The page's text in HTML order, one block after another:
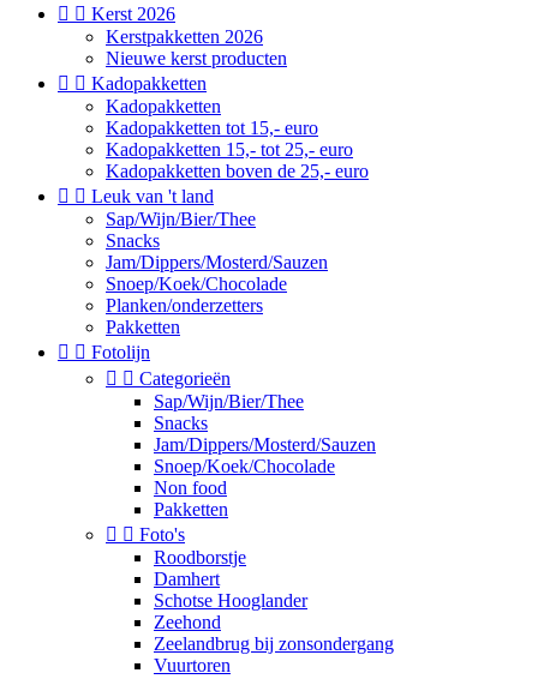
  Kerst 2026
Kerstpakketten 2026
Nieuwe kerst producten
  Kadopakketten
Kadopakketten
Kadopakketten tot 15,- euro
Kadopakketten 15,- tot 25,- euro
Kadopakketten boven de 25,- euro
  Leuk van 't land
Sap/Wijn/Bier/Thee
Snacks
Jam/Dippers/Mosterd/Sauzen
Snoep/Koek/Chocolade
Planken/onderzetters
Pakketten
  Fotolijn
  Categorieën
Sap/Wijn/Bier/Thee
Snacks
Jam/Dippers/Mosterd/Sauzen
Snoep/Koek/Chocolade
Non food
Pakketten
  Foto's
Roodborstje
Damhert
Schotse Hooglander
Zeehond
Zeelandbrug bij zonsondergang
Vuurtoren